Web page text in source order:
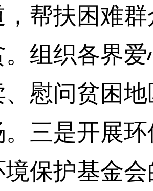
，帮扶困难
。组织各界
、慰问贫困
。三是开展
保护基金